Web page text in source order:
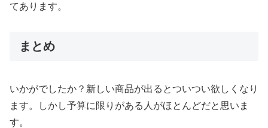
てあります。
まとめ
いかがでしたか？新しい商品が出るとついつい欲しくなり
ます。しかし予算に限りがある人がほとんどだと思いま
す。